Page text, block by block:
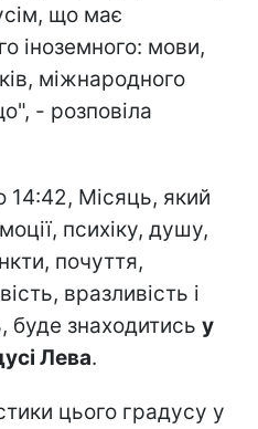
що має
іноземного: мови,
міжнародного
- розповіла
14:42, Місяць, який
психіку, душу,
почуття,
вразливість і
буде знаходитись у
Лева.
цього градусу у